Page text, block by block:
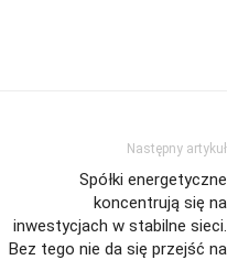
Następny artykuł
Spółki energetyczne
koncentrują się na
inwestycjach w stabilne sieci.
Bez tego nie da się przejść na